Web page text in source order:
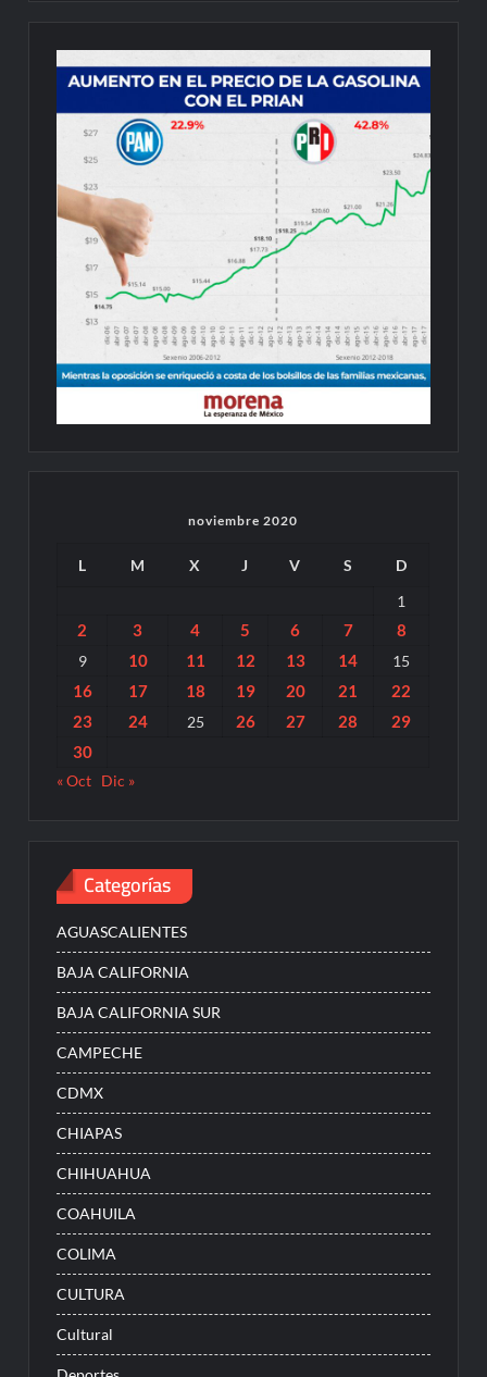
noviembre 2020
L M X J V S
D
1
2 3 4 5 6 7 8
9 10 11 12 13 14 15
16 17 18 19 20 21
22
23
24 25 26 27 28
29
30
« Oct Dic »
Categorías
AGUASCALIENTES
BAJA CALIFORNIA
BAJA CALIFORNIA SUR
CAMPECHE
CDMX
CHIAPAS
CHIHUAHUA
COAHUILA
COLIMA
CULTURA
Cultural